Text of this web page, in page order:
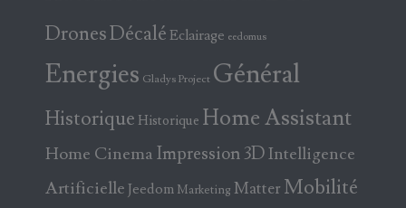
DronesDécalé Eclairage eedomus
Energies Gladys Project Général
Historique Historique Home Assistant
Home Cinema Impression 3DIntelligence
Artificielle Jeedom Marketing Matter Mobilité